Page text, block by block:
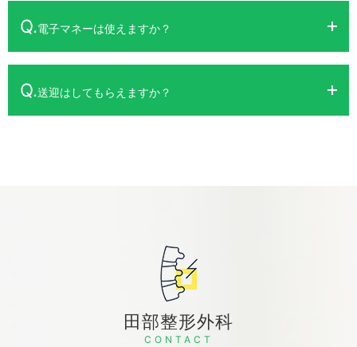
Q.電子マネーは使えますか？
Q.送迎はしてもらえますか？
田部整形外科
CONTACT